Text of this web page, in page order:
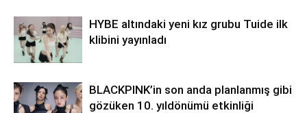
HYBE altındaki yeni kız grubu Tuide ilk
klibini yayınladı
BLACKPINK’in son anda planlanmış gibi
gözüken 10. yıldönümü etkinliği